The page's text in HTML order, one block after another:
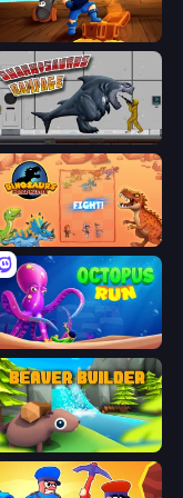
Captains Idle
Sharkosaurus Rampage
Dinosaurs Merge Master
OctopusRun
Beaver Builder